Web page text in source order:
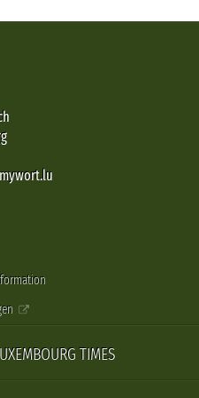
TIMES